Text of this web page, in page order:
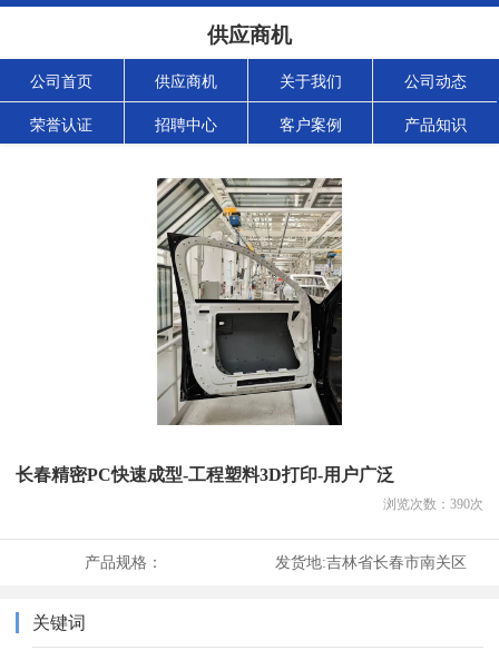
供应商机
公司首页 供应商机 关于我们 公司动态
荣誉认证 招聘中心 客户案例 产品知识
长春精密PC快速成型-工程塑料3D打印-用户广泛
浏览次数： 390次
产品规格： 发货地:吉林省长春市南关区
关键词